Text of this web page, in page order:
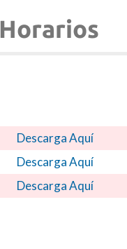
Descarga Aquí
Descarga Aquí
Descarga Aquí